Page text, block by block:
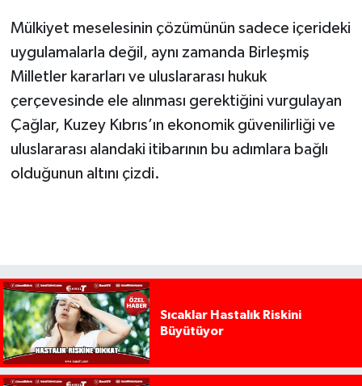
Mülkiyet meselesinin çözümünün sadece içerideki
uygulamalarla değil, aynı zamanda Birleşmiş
Milletler kararları ve uluslararası hukuk
çerçevesinde ele alınması gerektiğini vurgulayan
Çağlar, Kuzey Kıbrıs’ın ekonomik güvenilirliği ve
uluslararası alandaki itibarının bu adımlara bağlı
olduğunun altını çizdi.
Sıcaklar Hastalık Riskini
Büyütüyor